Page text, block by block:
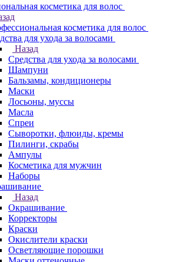
косметика для волос
косметика для волос
для ухода за волосами
Назад
Средства для ухода за волосами
Шампуни
Бальзамы, кондиционеры
Маски
Лосьоны, муссы
Масла
Спреи
Сыворотки, флюиды, кремы
Пилинги, скрабы
Ампулы
Косметика для мужчин
Наборы
Назад
Окрашивание
Корректоры
Краски
Окислители краски
Осветляющие порошки